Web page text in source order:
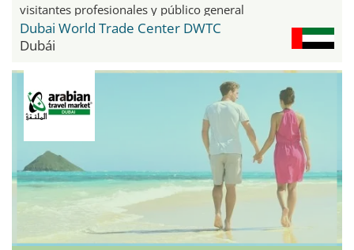
visitantes profesionales y público general
Dubai World Trade Center DWTC
Dubái